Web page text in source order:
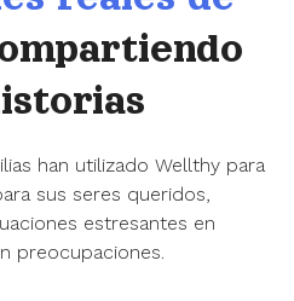
han utilizado Wellthy para
sus seres queridos,
estresantes en
preocupaciones.